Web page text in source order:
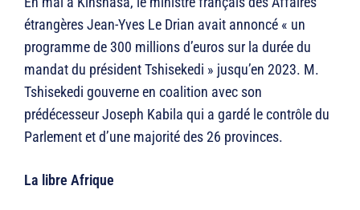
étrangères Jean-Yves Le Drian avait annoncé « un
programme de 300 millions d’euros sur la durée du
mandat du président Tshisekedi » jusqu’en 2023. M.
Tshisekedi gouverne en coalition avec son
prédécesseur Joseph Kabila qui a gardé le contrôle du
Parlement et d’une majorité des 26 provinces.
La libre Afrique